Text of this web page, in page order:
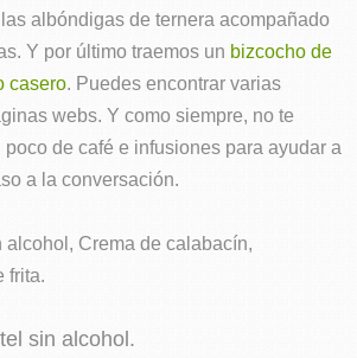
albóndigas de ternera acompañado
Y por último traemos un bizcocho de
casero. Puedes encontrar varias
webs. Y como siempre, no te
de café e infusiones para ayudar a
a la conversación.
alcohol, Crema de calabacín,
frita.
sin alcohol.